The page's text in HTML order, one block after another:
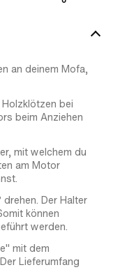
an deinem Mofa,
bei
beim Anziehen
mit welchem du
am Motor
Der Halter
können
werden.
mit dem
Lieferumfang